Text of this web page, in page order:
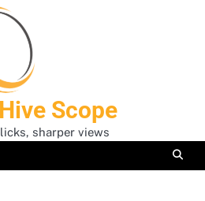
Scope
sharper views